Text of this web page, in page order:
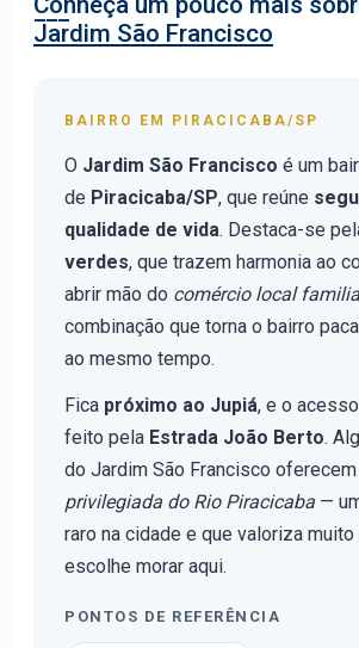
Jardim São Francisco
BAIRRO EM PIRACICABA/SP
O Jardim São Francisco é um
de Piracicaba/SP, que reúne
qualidade de vida. Destaca-se
verdes, que trazem harmonia ao
abrir mão do comércio local
combinação que torna o bairro
ao mesmo tempo.
Fica próximo ao Jupiá, e o
feito pela Estrada João Berto.
do Jardim São Francisco oferecem
privilegiada do Rio Piracicaba —
raro na cidade e que valoriza muito
escolhe morar aqui.
PONTOS DE REFERÊNCIA